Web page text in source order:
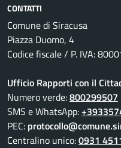
CONTATTI
Comune di Siracusa
Piazza Duomo, 4
Codice fiscale / P. IVA:
Ufficio Rapporti con il
Numero verde:800299507
SMS e WhatsApp:
PEC:
Centralino unico:0931